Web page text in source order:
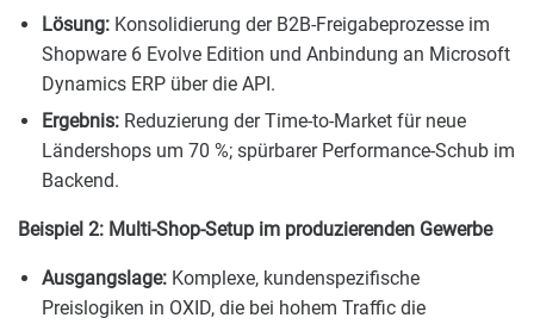
Lösung: Konsolidierung der B2B-Freigabeprozesse im
Shopware 6 Evolve Edition und Anbindung an Microsoft
Dynamics ERP über die API.
Ergebnis: Reduzierung der Time-to-Market für neue
Ländershops um 70 %; spürbarer Performance-Schub im
Backend.
Beispiel 2: Multi-Shop-Setup im produzierenden Gewerbe
Ausgangslage: Komplexe, kundenspezifische
Preislogiken in OXID, die bei hohem Traffic die